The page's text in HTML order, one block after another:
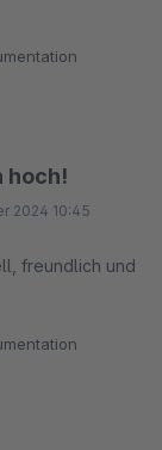
hoch!
2024 10:45
freundlich und